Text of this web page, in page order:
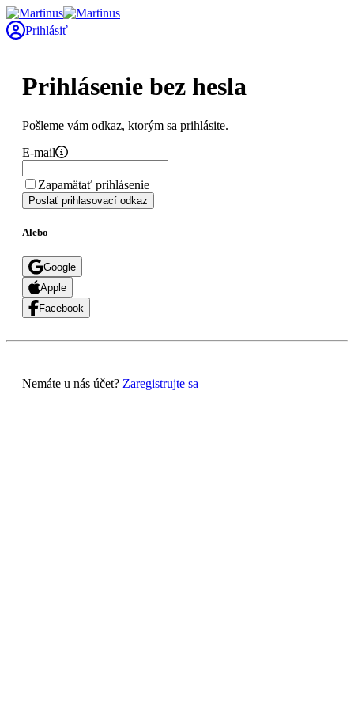
Prihlásiť
Prihlásenie bez hesla
Pošleme vám odkaz, ktorým sa prihlásite.
E-mail
Zapamätať prihlásenie
Poslať prihlasovací odkaz
Alebo
Google
Apple
Facebook
Nemáte u nás účet? Zaregistrujte sa